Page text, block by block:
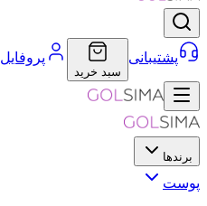
پشتیبانی
سبد خرید
پروفایل
برندها
پوست